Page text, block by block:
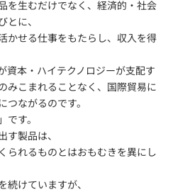
を生むだけでなく、経済的・社会
に、
かせる仕事をもたらし、収入を得
資本・ハイテクノロジーが支配す
みこまれることなく、国際貿易に
ながるのです。
す。
す製品は、
られるものとはおもむきを異にし
けていますが、